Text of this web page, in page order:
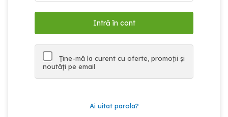
Ține-mă la curent cu oferte, promoții și
noutăți pe email
Ai uitat parola?